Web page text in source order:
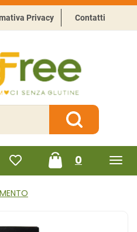
Privacy Contatti
Cerca Prodotto
0prodotti
inseriti